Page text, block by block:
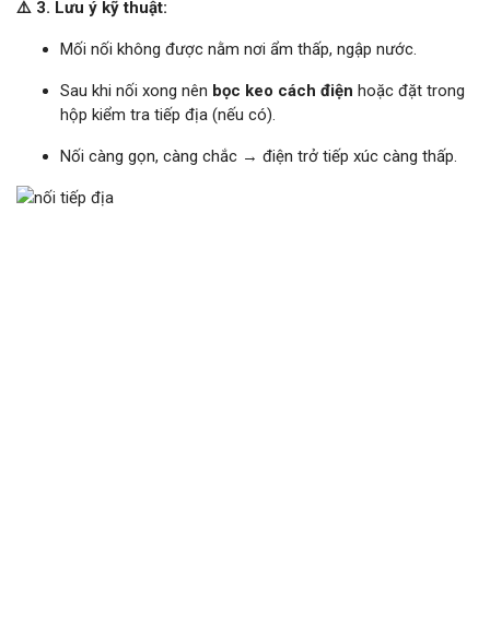
⚠️ 3. Lưu ý kỹ thuật:
Mối nối không được nằm nơi ẩm thấp, ngập nước.
Sau khi nối xong nên bọc keo cách điện hoặc đặt trong
hộp kiểm tra tiếp địa (nếu có).
Nối càng gọn, càng chắc → điện trở tiếp xúc càng thấp.